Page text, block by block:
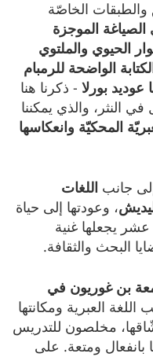
والطبقات الخاصّة
الصياغة الموجزة
الحيوي والملتوي
الواضحة للرمبام
عوديد بورلا - ذكرنا هنا
النثر، والذي يمكننا
المحكيّة وانعكاسها
جانب اللغات
، وعودتها إلى حياة
عشر يجعلها غنية
البحث والثقافة.
بن غوريون في
العبرية ومكانتها
مخلصون للتدريس
ومتعة. على